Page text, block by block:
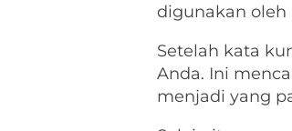
digunakan oleh
Setelah kata
Anda. Ini
menjadi yang